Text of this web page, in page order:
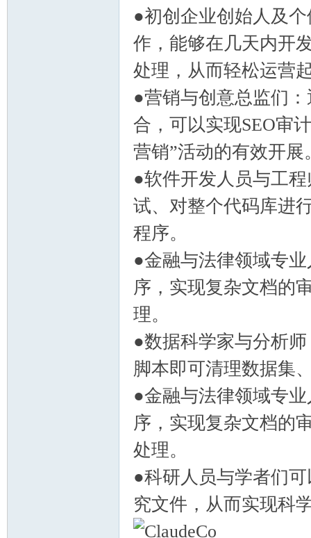
●初创企业创始人及
作，能够在几天内开
处理，从而轻松运营
●营销与创意总监们
合，可以实现SEO审
营销”活动的有效开展
●软件开发人员与工
试、对整个代码库进
程序。
●金融与法律领域专
序，实现复杂文档的
理。
●数据科学家与分析
脚本即可清理数据集
●金融与法律领域专
序，实现复杂文档的
处理。
●科研人员与学者们
究文件，从而实现科